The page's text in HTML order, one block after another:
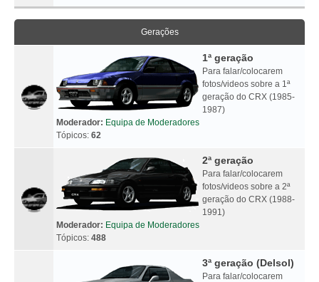
Gerações
1ª geração
Para falar/colocarem
fotos/videos sobre a 1ª
geração do CRX (1985-
1987)
Moderador: Equipa de Moderadores
Tópicos: 62
2ª geração
Para falar/colocarem
fotos/videos sobre a 2ª
geração do CRX (1988-
1991)
Moderador: Equipa de Moderadores
Tópicos: 488
3ª geração (Delsol)
Para falar/colocarem